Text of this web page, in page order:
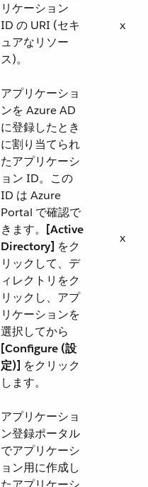
リケーション
ID の URI (セキ
ュアなリソー
ス)。
x
アプリケーショ
ンを Azure AD
に登録したとき
に割り当てられ
たアプリケーシ
ョン ID。この
ID は Azure
Portal で確認で
きます。​
[Active
Directory] ​ をク
リックして、デ
ィレクトリをク
リックし、アプ
リケーションを
選択してから ​
[Configure (設
定)] ​ をクリック
します。
x
アプリケーショ
ン登録ポータル
でアプリケーシ
ョン用に作成し